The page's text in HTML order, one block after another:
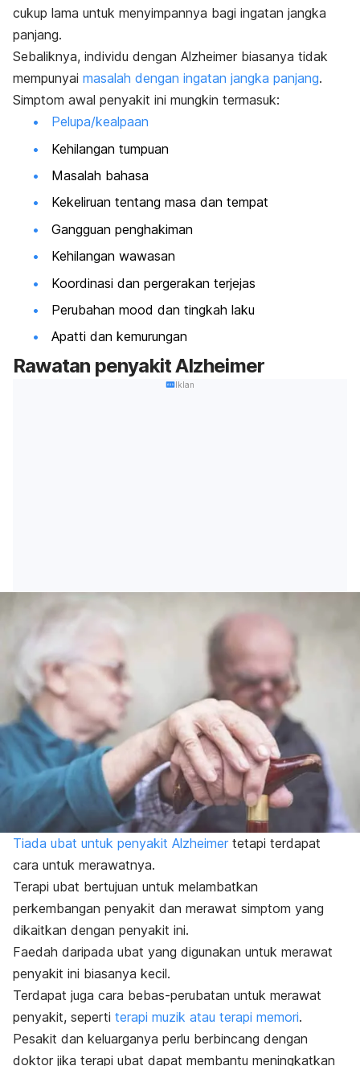
cukup lama untuk menyimpannya bagi ingatan jangka
panjang.
Sebaliknya, individu dengan Alzheimer biasanya tidak
mempunyai masalah dengan ingatan jangka panjang.
Simptom awal penyakit ini mungkin termasuk:
Pelupa/kealpaan
Kehilangan tumpuan
Masalah bahasa
Kekeliruan tentang masa dan tempat
Gangguan penghakiman
Kehilangan wawasan
Koordinasi dan pergerakan terjejas
Perubahan mood dan tingkah laku
Apatti dan kemurungan
Rawatan penyakit Alzheimer
Iklan
Tiada ubat untuk penyakit Alzheimer tetapi terdapat
cara untuk merawatnya.
Terapi ubat bertujuan untuk melambatkan
perkembangan penyakit dan merawat simptom yang
dikaitkan dengan penyakit ini.
Faedah daripada ubat yang digunakan untuk merawat
penyakit ini biasanya kecil.
Terdapat juga cara bebas-perubatan untuk merawat
penyakit, seperti terapi muzik atau terapi memori.
Pesakit dan keluarganya perlu berbincang dengan
doktor jika terapi ubat dapat membantu meningkatkan